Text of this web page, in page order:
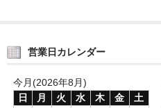
営業日カレンダー
今月(2026年8月)
日
月 火 水 木 金
土